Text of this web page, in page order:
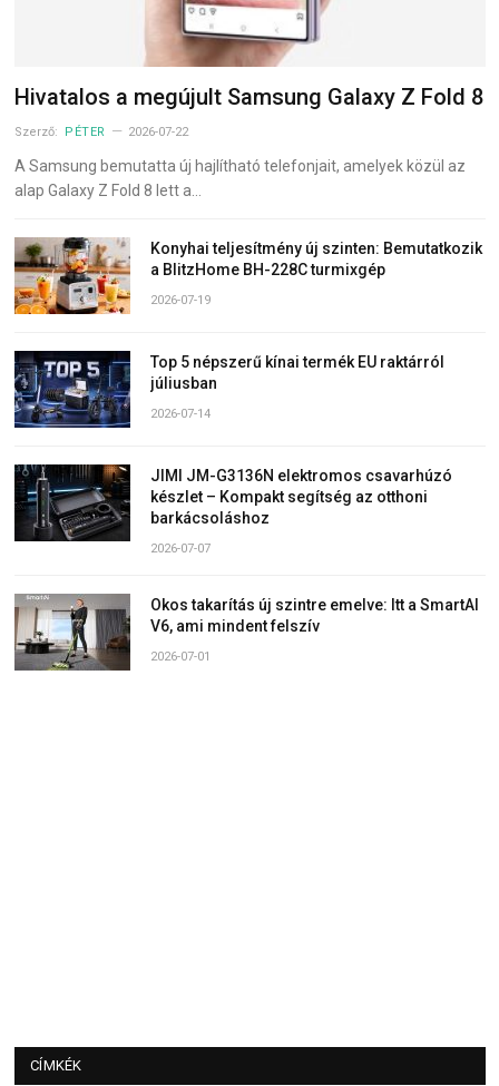
Hivatalos a megújult Samsung Galaxy Z Fold 8
Szerző: PÉTER 2026-07-22
A Samsung bemutatta új hajlítható telefonjait, amelyek közül az
alap Galaxy Z Fold 8 lett a…
Konyhai teljesítmény új szinten: Bemutatkozik
a BlitzHome BH-228C turmixgép
2026-07-19
Top 5 népszerű kínai termék EU raktárról
júliusban
2026-07-14
JIMI JM-G3136N elektromos csavarhúzó
készlet – Kompakt segítség az otthoni
barkácsoláshoz
2026-07-07
Okos takarítás új szintre emelve: Itt a SmartAI
V6, ami mindent felszív
2026-07-01
CÍMKÉK